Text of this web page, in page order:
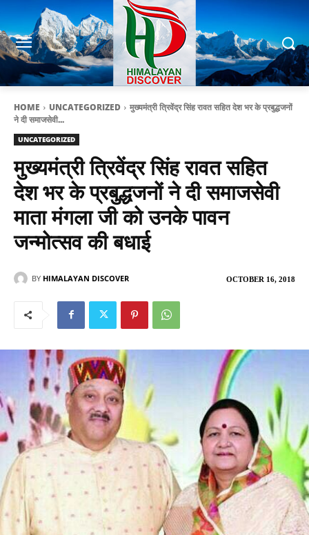
HOME UNCATEGORIZED
मुख्यमंत्री त्रिवेंद्र सिंह रावत सहित देश भर के प्रबुद्धजनों
ने दी समाजसेवी...
UNCATEGORIZED
मुख्यमंत्री त्रिवेंद्र सिंह रावत सहित
देश भर के प्रबुद्धजनों ने दी समाजसेवी
माता मंगला जी को उनके पावन
जन्मोत्सव की बधाई
OCTOBER 16, 2018
BY HIMALAYAN DISCOVER